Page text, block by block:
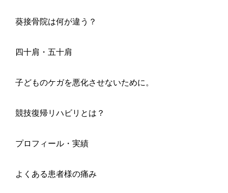
葵接骨院は何が違う？
四十肩・五十肩
子どものケガを悪化させないために。
競技復帰リハビリとは？
プロフィール・実績
よくある患者様の痛み